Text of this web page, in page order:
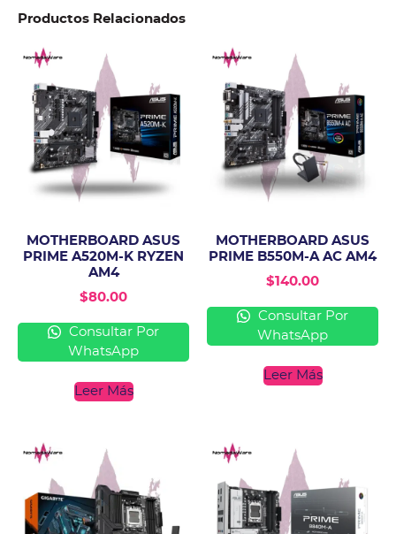
Productos Relacionados
MOTHERBOARD ASUS
PRIME A520M-K RYZEN
AM4
$80.00
Consultar Por
WhatsApp
Leer Más
MOTHERBOARD ASUS
PRIME B550M-A AC AM4
$140.00
Consultar Por
WhatsApp
Leer Más